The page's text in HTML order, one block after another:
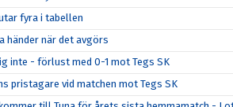
fyra i tabellen
händer när det avgörs
inte - förlust med 0-1 mot Tegs SK
pristagare vid matchen mot Tegs SK